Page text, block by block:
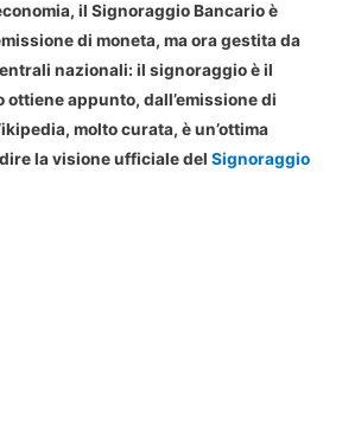
il Signoraggio Bancario è
di moneta, ma ora gestita da
nazionali: il signoraggio è il
ottiene appunto, dall’emissione di
molto curata, è un’ottima
la visione ufficiale del Signoraggio